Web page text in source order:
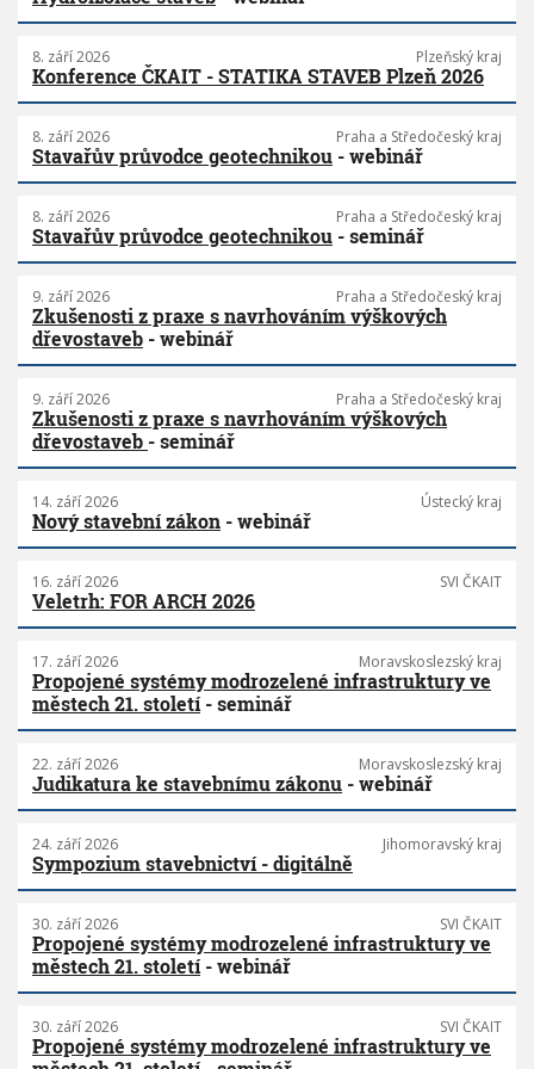
8. září 2026 Plzeňský kraj
Konference ČKAIT - STATIKA STAVEB Plzeň 2026
8. září 2026 Praha a Středočeský kraj
Stavařův průvodce geotechnikou - webinář
8. září 2026 Praha a Středočeský kraj
Stavařův průvodce geotechnikou - seminář
9. září 2026 Praha a Středočeský kraj
Zkušenosti z praxe s navrhováním výškových
dřevostaveb - webinář
9. září 2026 Praha a Středočeský kraj
Zkušenosti z praxe s navrhováním výškových
dřevostaveb - seminář
14. září 2026 Ústecký kraj
Nový stavební zákon - webinář
16. září 2026 SVI ČKAIT
Veletrh: FOR ARCH 2026
17. září 2026 Moravskoslezský kraj
Propojené systémy modrozelené infrastruktury ve
městech 21. století- seminář
22. září 2026 Moravskoslezský kraj
Judikatura ke stavebnímu zákonu - webinář
24. září 2026 Jihomoravský kraj
Sympozium stavebnictví - digitálně
30. září 2026 SVI ČKAIT
Propojené systémy modrozelené infrastruktury ve
městech 21. století- webinář
30. září 2026 SVI ČKAIT
Propojené systémy modrozelené infrastruktury ve